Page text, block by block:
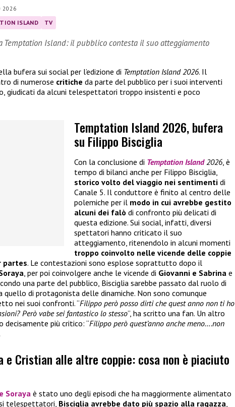
2026
ISLAND TV
Temptation Island: il pubblico contesta il suo atteggiamento
bufera sui social per l’edizione di Temptation Island 2026. Il
di numerose critiche da parte del pubblico per i suoi interventi
giudicati da alcuni telespettatori troppo insistenti e poco
Temptation Island 2026, bufera
su Filippo Bisciglia
Con la conclusione di Temptation Island2026, è
tempo di bilanci anche per Filippo Bisciglia,
storico volto del viaggio nei sentimenti di
Canale 5. Il conduttore è finito al centro delle
polemiche per il modo in cui avrebbe gestito
alcuni dei falò di confronto più delicati di
questa edizione. Sui social, infatti, diversi
spettatori hanno criticato il suo
atteggiamento, ritenendolo in alcuni momenti
troppo coinvolto nelle vicende delle coppie
partes. Le contestazioni sono esplose soprattutto dopo il
, per poi coinvolgere anche le vicende di Giovanni e Sabrina e
una parte del pubblico, Bisciglia sarebbe passato dal ruolo di
di protagonista delle dinamiche. Non sono comunque
nei suoi confronti. “Filippo però posso dirti che quest anno non ti ho
Però vabe sei fantastico lo stesso”, ha scritto una fan. Un altro
più critico: “Filippo però quest’anno anche meno….non
e Cristian alle altre coppie: cosa non è piaciuto
Sorayaè stato uno degli episodi che ha maggiormente alimentato
telespettatori, Bisciglia avrebbe dato più spazio alla ragazza,